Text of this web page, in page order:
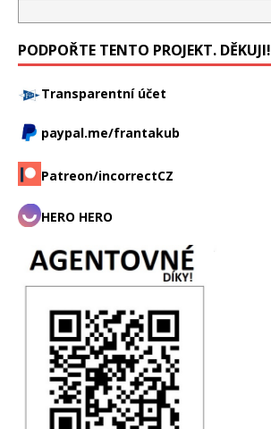
PODPOŘTE TENTO PROJEKT. DĚKUJI!
Transparentní účet
paypal.me/frantakub
Patreon/incorrectCZ
HERO HERO